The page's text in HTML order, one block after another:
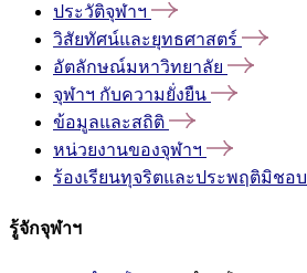
ประวัติจุฬาฯ
วิสัยทัศน์และยุทธศาสตร์
อัตลักษณ์มหาวิทยาลัย
จุฬาฯ กับความยั่งยืน
ข้อมูลและสถิติ
หน่วยงานของจุฬาฯ
ร้องเรียนทุจริตและประพฤติมิชอบ
รู้จักจุฬาฯ